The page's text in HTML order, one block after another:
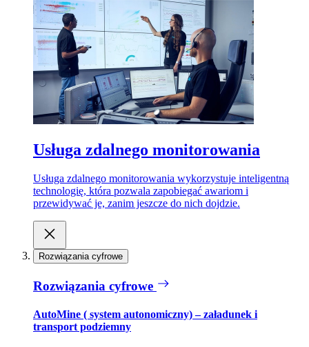
Usługa zdalnego monitorowania
Usługa zdalnego monitorowania wykorzystuje inteligentną
technologię, która pozwala zapobiegać awariom i
przewidywać je, zanim jeszcze do nich dojdzie.
Rozwiązania cyfrowe
Rozwiązania cyfrowe
AutoMine ( system autonomiczny) – załadunek i
transport podziemny